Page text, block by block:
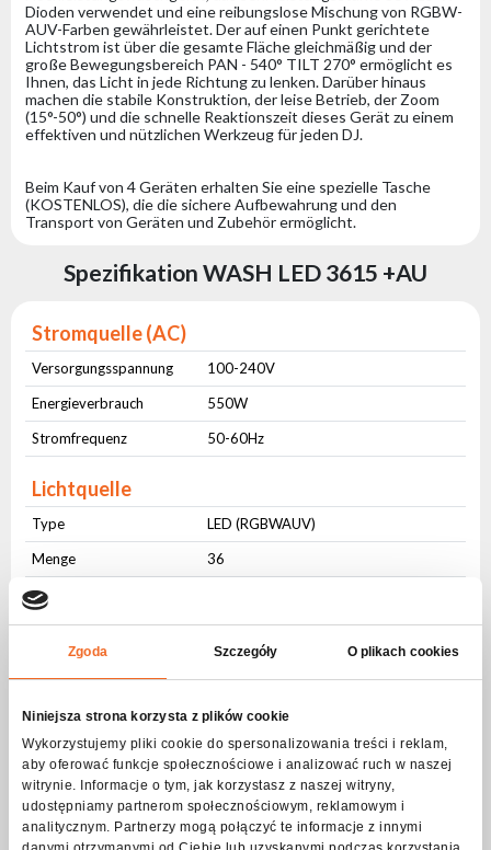
Zgoda Szczegóły O plikach cookies
Niniejsza strona korzysta z plików cookie
Wykorzystujemy pliki cookie do spersonalizowania treści i reklam,
aby oferować funkcje społecznościowe i analizować ruch w naszej
witrynie. Informacje o tym, jak korzystasz z naszej witryny,
udostępniamy partnerom społecznościowym, reklamowym i
analitycznym. Partnerzy mogą połączyć te informacje z innymi
Dioden verwendet und eine reibungslose Mischung von RGBW-
AUV-Farben gewährleistet. Der auf einen Punkt gerichtete
Lichtstrom ist über die gesamte Fläche gleichmäßig und der
große Bewegungsbereich PAN - 540° TILT 270° ermöglicht es
Ihnen, das Licht in jede Richtung zu lenken. Darüber hinaus
machen die stabile Konstruktion, der leise Betrieb, der Zoom
(15°-50°) und die schnelle Reaktionszeit dieses Gerät zu einem
effektiven und nützlichen Werkzeug für jeden DJ.
Beim Kauf von 4 Geräten erhalten Sie eine spezielle Tasche
(KOSTENLOS), die die sichere Aufbewahrung und den
Transport von Geräten und Zubehör ermöglicht.
Spezifikation WASH LED 3615 +AU
Stromquelle (AC)
Versorgungsspannung
100-240V
Energieverbrauch
550W
Stromfrequenz
50-60Hz
Lichtquelle
Type
LED (RGBWAUV)
Menge
36
Leistung (W)
Farbwiedergabeindex
65
RGBWAUV 16 bit
Dimmen
Dimmen 8 bit